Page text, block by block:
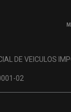
DE VEICULOS
02